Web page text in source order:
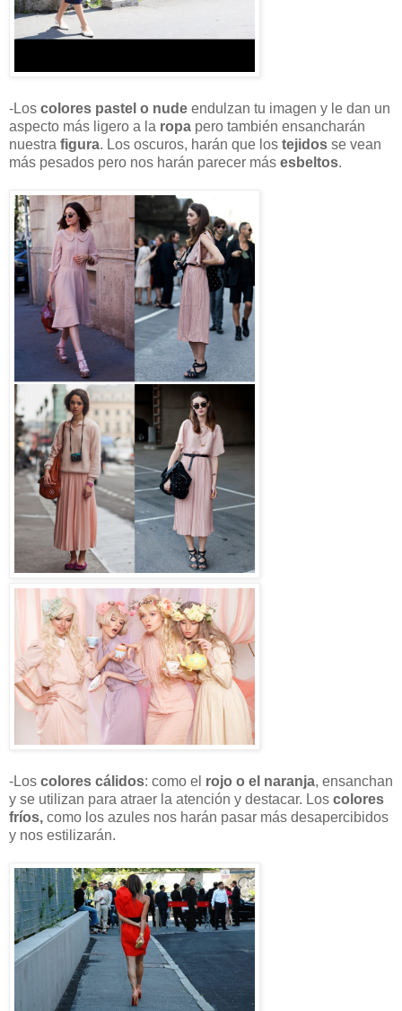
-Los colores pastel o nude endulzan tu imagen y le dan un
aspecto más ligero a la ropa pero también ensancharán
nuestra figura. Los oscuros, harán que los tejidos se vean
más pesados pero nos harán parecer más esbeltos.
-Los colores cálidos: como el rojo o el naranja, ensanchan
y se utilizan para atraer la atención y destacar. Los colores
fríos, como los azules nos harán pasar más desapercibidos
y nos estilizarán.